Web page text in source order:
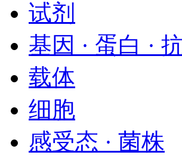
试剂
基因 · 蛋白 ·
载体
细胞
感受态 · 菌株